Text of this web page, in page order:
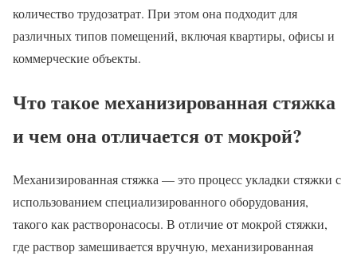
количество трудозатрат. При этом она подходит для
различных типов помещений, включая квартиры, офисы и
коммерческие объекты.
Что такое механизированная стяжка
и чем она отличается от мокрой?
Механизированная стяжка — это процесс укладки стяжки с
использованием специализированного оборудования,
такого как растворонасосы. В отличие от мокрой стяжки,
где раствор замешивается вручную, механизированная